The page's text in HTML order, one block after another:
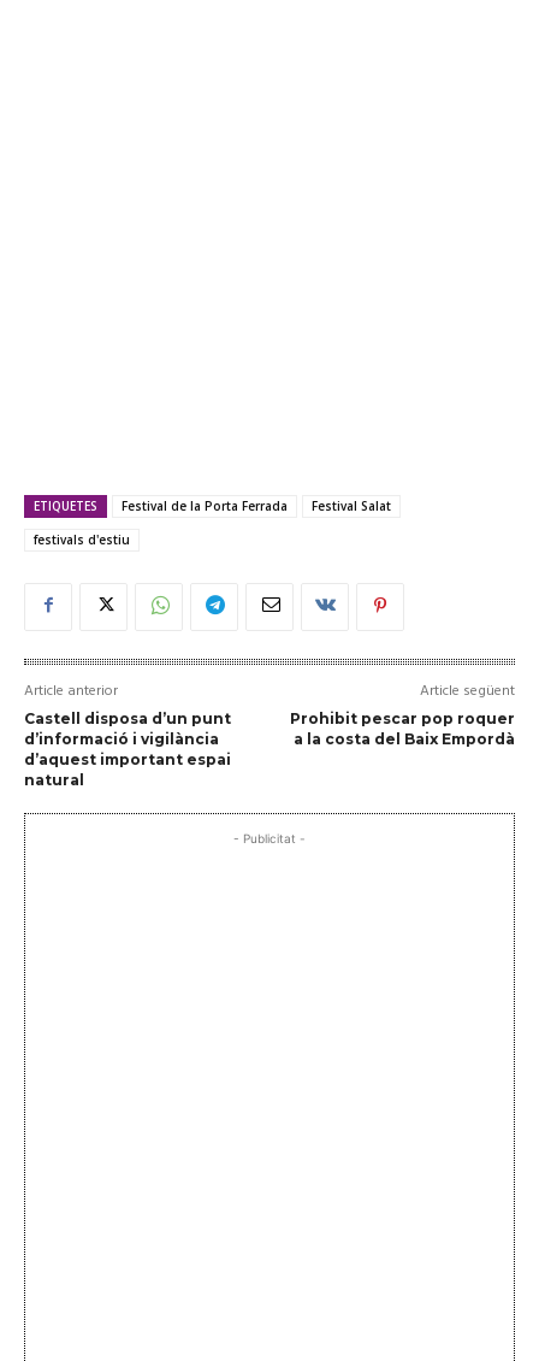
ETIQUETES Festival de la Porta Ferrada
Festival Salat
festivals d'estiu
Article anterior
Castell disposa d’un punt
d’informació i vigilància
d’aquest important espai
natural
Article següent
Prohibit pescar pop roquer
a la costa del Baix Empordà
- Publicitat -